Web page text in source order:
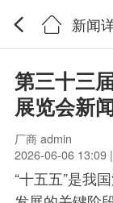
新闻
第三十三
展览会新
厂商 admin
2026-06-06 13:09
“十五五”是我